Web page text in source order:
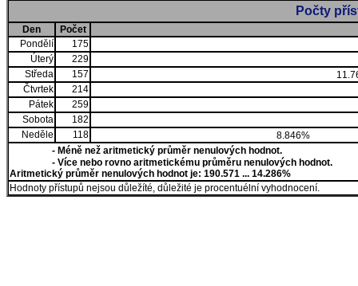
Počty
Den
Počet
Pondělí
175
Úterý
229
Středa
157
Čtvrtek
214
Pátek
259
Sobota
182
Neděle
118
8.846%
- Méně než aritmetický průměr nenulových hodnot.
- Více nebo rovno aritmetickému průměru nenulových hodnot.
Aritmetický průměr nenulových hodnot je: 190.571 ... 14.286%
Hodnoty přístupů nejsou důležíté, důležité je procentuélní vyhodnocení.